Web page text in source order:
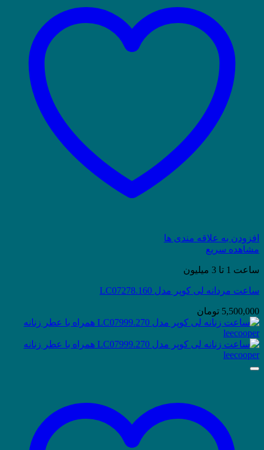
افزودن به علاقه مندی ها
مشاهده سریع
ساعت 1 تا 3 میلیون
ساعت مردانه لی کوپر مدل LC07278.160
5,500,000 تومان